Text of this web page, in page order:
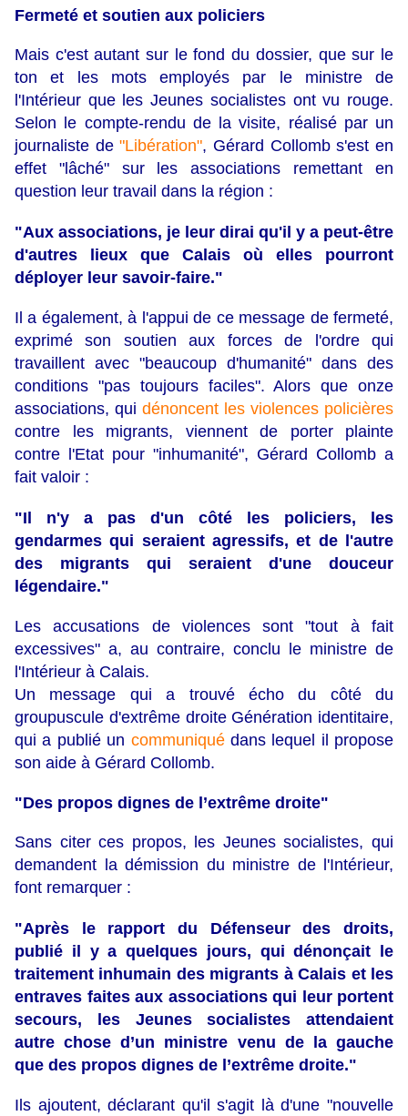
Fermeté et soutien aux policiers
Mais c'est autant sur le fond du dossier, que sur le
ton et les mots employés par le ministre de
l'Intérieur que les Jeunes socialistes ont vu rouge.
Selon le compte-rendu de la visite, réalisé par un
journaliste de"Libération", Gérard Collomb s'est en
effet "lâché" sur les associations remettant en
question leur travail dans la région :
"Aux associations, je leur dirai qu'il y a peut-être
d'autres lieux que Calais où elles pourront
déployer leur savoir-faire."
Il a également, à l'appui de ce message de fermeté,
exprimé son soutien aux forces de l'ordre qui
travaillent avec "beaucoup d'humanité" dans des
conditions "pas toujours faciles". Alors que onze
associations, qui dénoncent les violences policières
contre les migrants, viennent de porter plainte
contre l'Etat pour "inhumanité", Gérard Collomb a
fait valoir :
"Il n'y a pas d'un côté les policiers, les
gendarmes qui seraient agressifs, et de l'autre
des migrants qui seraient d'une douceur
légendaire."
Les accusations de violences sont "tout à fait
excessives" a, au contraire, conclu le ministre de
l'Intérieur à Calais.
Un message qui a trouvé écho du côté du
groupuscule d'extrême droite Génération identitaire,
qui a publié un communiquédans lequel il propose
son aide à Gérard Collomb.
"Des propos dignes de l’extrême droite"
Sans citer ces propos, les Jeunes socialistes, qui
demandent la démission du ministre de l'Intérieur,
font remarquer :
"Après le rapport du Défenseur des droits,
publié il y a quelques jours, qui dénonçait le
traitement inhumain des migrants à Calais et les
entraves faites aux associations qui leur portent
secours, les Jeunes socialistes attendaient
autre chose d’un ministre venu de la gauche
que des propos dignes de l’extrême droite."
Ils ajoutent, déclarant qu'il s'agit là d'une "nouvelle